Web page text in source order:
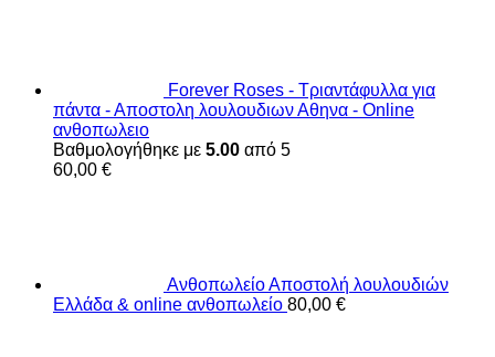
Forever Roses - Τριαντάφυλλα για
πάντα - Αποστολη λουλουδιων Αθηνα - Online
ανθοπωλειο
Βαθμολογήθηκε με 5.00 από 5
60,00 €
Ανθοπωλείο Αποστολή λουλουδιών
Ελλάδα & online ανθοπωλείο 80,00 €